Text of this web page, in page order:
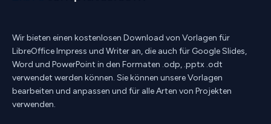
Wir bieten einen kostenlosen Download von Vorlagen für
LibreOffice Impress und Writer an, die auch für Google Slides,
Word und PowerPoint in den Formaten .odp, .pptx .odt
verwendet werden können. Sie können unsere Vorlagen
bearbeiten und anpassen und für alle Arten von Projekten
verwenden.